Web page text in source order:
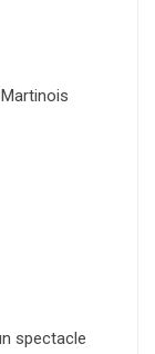
spectacle